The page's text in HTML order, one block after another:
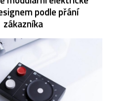
podle přání
zákazníka